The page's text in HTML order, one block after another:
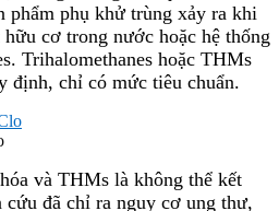
phẩm phụ khử trùng xảy ra khi
cơ trong nước hoặc hệ thống
Trihalomethanes hoặc THMs
định, chỉ có mức tiêu chuẩn.
và THMs là không thể kết
đã chỉ ra nguy cơ ung thư,